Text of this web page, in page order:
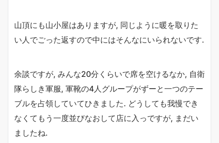
山頂にも山小屋はありますが, 同じように暖を取りた
い人でごった返すので中にはそんなにいられないです.
余談ですが, みんな20分くらいで席を空けるなか, 自衛
隊らしき軍服, 軍靴の4人グループがずーと一つのテー
ブルを占領していてひきました. どうしても我慢でき
なくてもう一度並びなおして店に入っですが, まだい
ましたね.